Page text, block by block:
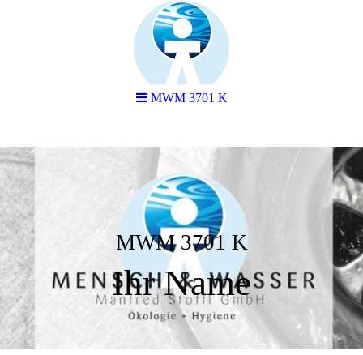
MWM 3701 K
Ihr Name
MWM 3701 K